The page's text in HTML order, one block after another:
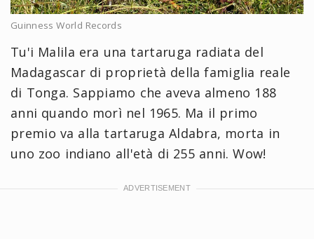
Guinness World Records
Tu'i Malila era una tartaruga radiata del
Madagascar di proprietà della famiglia reale
di Tonga. Sappiamo che aveva almeno 188
anni quando morì nel 1965. Ma il primo
premio va alla tartaruga Aldabra, morta in
uno zoo indiano all'età di 255 anni. Wow!